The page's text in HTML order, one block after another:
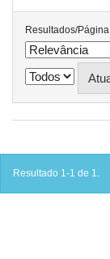
Resultados/Página
Resultado 1-1 de 1.